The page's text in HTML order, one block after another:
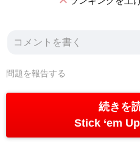
問題を報告する
続きを
Stick ‘em Up